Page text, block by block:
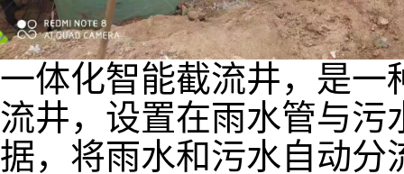
一体化智能截流井，是一
流井，设置在雨水管与污
据，将雨水和污水自动分